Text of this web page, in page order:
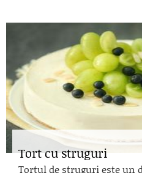
Tort cu struguri
Tortul de struguri este un